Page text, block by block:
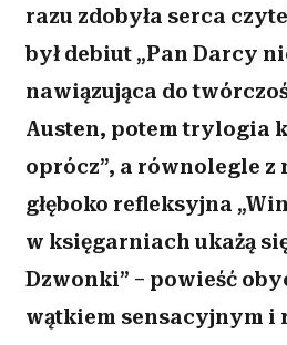
razu zdobyła serca
był debiut „Pan Darcy
nawiązująca do
Austen, potem trylogia
oprócz”, a równolegle
głęboko refleksyjna
w księgarniach ukażą
Dzwonki” – powieść
wątkiem sensacyjnym i